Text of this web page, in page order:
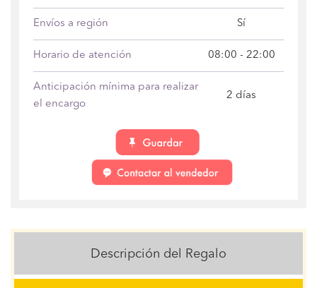
Envíos a región Sí
Horario de atención 08:00 - 22:00
Anticipación mínima para realizar
el encargo
2 días
Descripción del Regalo